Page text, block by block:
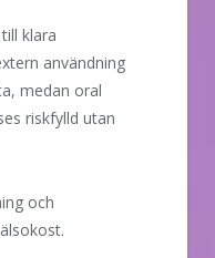
klara
användning
medan oral
riskfylld utan
och